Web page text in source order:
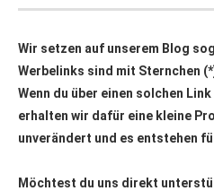
Wir setzen auf unserem Blog
Werbelinks sind mit Sternchen
Wenn du über einen solchen
erhalten wir dafür eine kleine
unverändert und es entstehen
Möchtest du uns direkt